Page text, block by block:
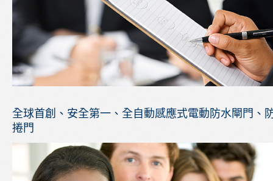
全球首創、安全第一、全自動感應式電動防水閘門、
捲門